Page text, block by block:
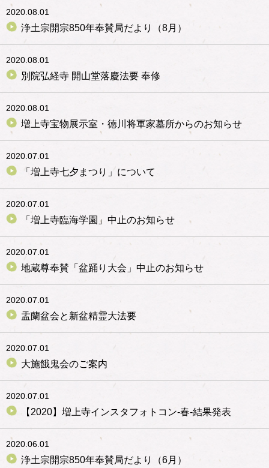
2020.08.01
浄土宗開宗850年奉賛局だより（8月）
2020.08.01
別院弘経寺 開山堂落慶法要 奉修
2020.08.01
増上寺宝物展示室・徳川将軍家墓所からのお知らせ
2020.07.01
「増上寺七夕まつり」について
2020.07.01
「増上寺臨海学園」中止のお知らせ
2020.07.01
地蔵尊奉賛「盆踊り大会」中止のお知らせ
2020.07.01
盂蘭盆会と新盆精霊大法要
2020.07.01
大施餓鬼会のご案内
2020.07.01
【2020】増上寺インスタフォトコン‐春‐結果発表
2020.06.01
浄土宗開宗850年奉賛局だより（6月）